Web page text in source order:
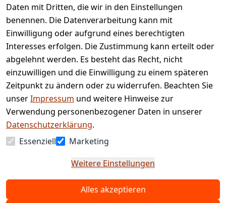
Daten mit Dritten, die wir in den Einstellungen
benennen. Die Datenverarbeitung kann mit
Einwilligung oder aufgrund eines berechtigten
Interesses erfolgen. Die Zustimmung kann erteilt oder
abgelehnt werden. Es besteht das Recht, nicht
einzuwilligen und die Einwilligung zu einem späteren
Zeitpunkt zu ändern oder zu widerrufen. Beachten Sie
unserImpressum und weitere Hinweise zur
Verwendung personenbezogener Daten in unserer
Datenschutzerklärung.
Essenziell
Marketing
Weitere Einstellungen
Alles akzeptieren
Impressum
Datenschutze
rklärung
Barrierefreihe
itserklärung
Widerrufsrec
ht
Registrieren
Retourenpo
rtal
Vertrag
widerrufen
© Copyright 2025 www.etc-shop.de GmbH & Co.